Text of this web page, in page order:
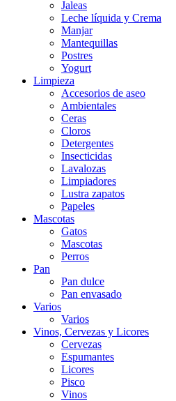
Jaleas
Leche líquida y Crema
Manjar
Mantequillas
Postres
Yogurt
Limpieza
Accesorios de aseo
Ambientales
Ceras
Cloros
Detergentes
Insecticidas
Lavalozas
Limpiadores
Lustra zapatos
Papeles
Mascotas
Gatos
Mascotas
Perros
Pan
Pan dulce
Pan envasado
Varios
Varios
Vinos, Cervezas y Licores
Cervezas
Espumantes
Licores
Pisco
Vinos